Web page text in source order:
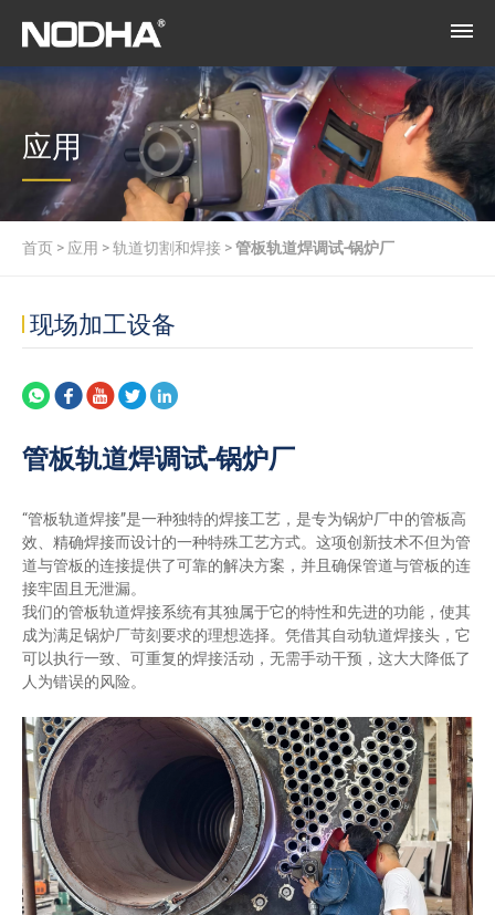
应用
首页 > 应用 >轨道切割和焊接 >管板轨道焊调试-锅炉厂
现场加工设备
管板轨道焊调试-锅炉厂
“管板轨道焊接”是一种独特的焊接工艺，是专为锅炉厂中的管板高
效、精确焊接而设计的一种特殊工艺方式。这项创新技术不但为管
道与管板的连接提供了可靠的解决方案，并且确保管道与管板的连
接牢固且无泄漏。
我们的管板轨道焊接系统有其独属于它的特性和先进的功能，使其
成为满足锅炉厂苛刻要求的理想选择。凭借其自动轨道焊接头，它
可以执行一致、可重复的焊接活动，无需手动干预，这大大降低了
人为错误的风险。